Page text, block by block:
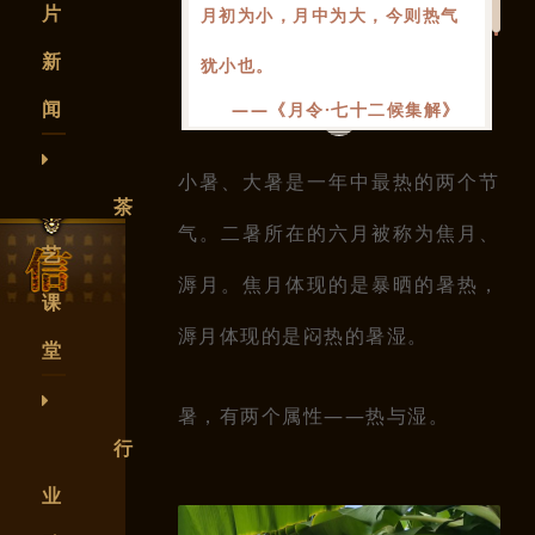
片
新
闻
茶
艺
课
堂
行
业
月初为小，月中为大，今则热气
犹小也。
——《月令·七十二候集解》
小暑、大暑是一年中最热的两个节
气。二暑所在的六月被称为焦月、
溽月。焦月体现的是暴晒的暑热，
溽月体现的是闷热的暑湿。
暑，有两个属性——热与湿。